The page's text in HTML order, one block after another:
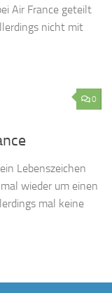
Air France geteilt
nicht mit
0
Lebenszeichen
wieder um einen
mal keine